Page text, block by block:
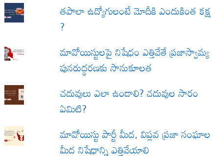
త‌పాలా ఉద్యోగులంటే మోదీకి ఎందుకింత కక్ష
?
మావోయిస్టులపై నిషేధం ఎత్తివేతే ప్రజాస్వామ్య
పునరుద్ధరణకు సానుకూలత
చదువులు ఎలా ఉండాలి? చదువుల సారం
ఏమిటి?
మావోయిస్టు పార్టీ మీద, విప్లవ ప్రజా సంఘాల
మీద నిషేధాన్ని ఎత్తివేయాలి